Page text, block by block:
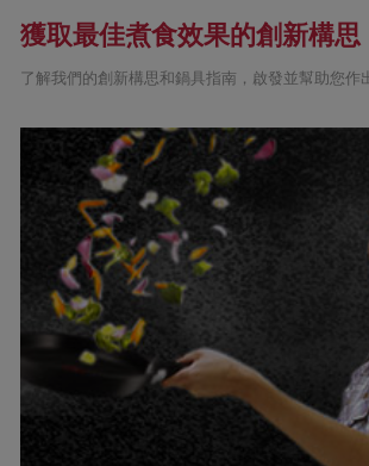
獲取最佳煮食效果的創新構思
了解我們的創新構思和鍋具指南，啟發並幫助您作